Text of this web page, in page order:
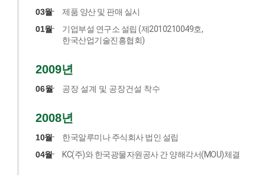
03월
제품 양산 및 판매 실시
01월
기업부설 연구소 설립 (제2010210049호,
한국산업기술진흥협회)
2009년
06월 공장 설계 및 공장건설 착수
2008년
10월
한국알루미나 주식회사 법인 설립
04월
KC(주)와 한국광물자원공사 간 양해각서(MOU)체결